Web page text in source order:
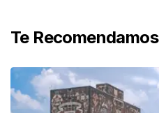
Te Recomendamos